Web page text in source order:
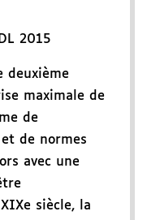
2015
deuxième
maximale de
de
de normes
avec une
siècle, la